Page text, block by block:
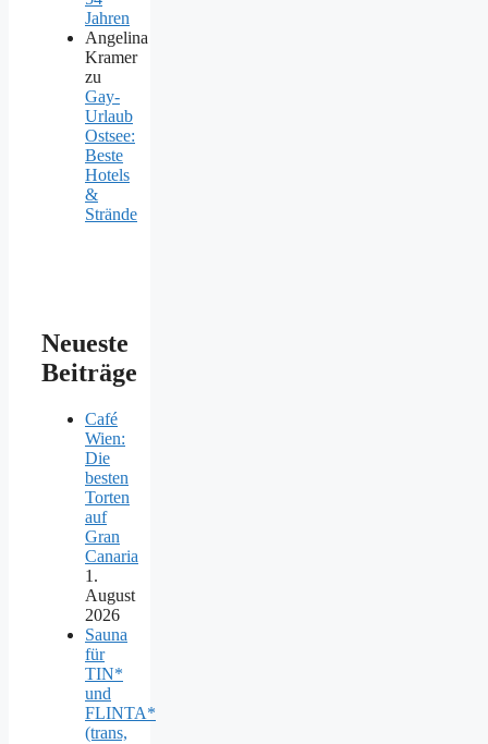
Jahren
Angelina
Kramer
zu
Gay-
Urlaub
Ostsee:
Beste
Hotels
&
Strände
Neueste
Beiträge
Café
Wien:
Die
besten
Torten
auf
Gran
Canaria
1.
August
2026
Sauna
für
TIN*
und
FLINTA*
(trans,